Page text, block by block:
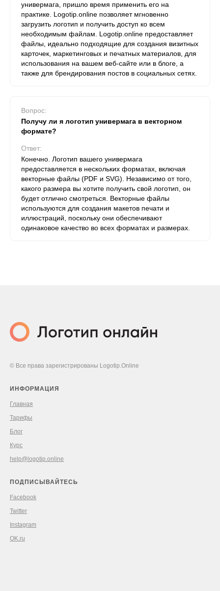
универмага, пришло время применить его на
практике. Logotip.online позволяет мгновенно
загрузить логотип и получить доступ ко всем
необходимым файлам. Logotip.online предоставляет
файлы, идеально подходящие для создания визитных
карточек, маркетинговых и печатных материалов, для
использования на вашем веб-сайте или в блоге, а
также для брендирования постов в социальных сетях.
Вопрос:
Получу ли я логотип универмага в векторном
формате?
Ответ:
Конечно. Логотип вашего универмага
предоставляется в нескольких форматах, включая
векторные файлы (PDF и SVG). Независимо от того,
какого размера вы хотите получить свой логотип, он
будет отлично смотреться. Векторные файлы
используются для создания макетов печати и
иллюстраций, поскольку они обеспечивают
одинаковое качество во всех форматах и ​​размерах.
© Все права зарегистрированы Logotip.Online
ИНФОРМАЦИЯ
Главная
Тарифы
Блог
Курс
help@logotip.online
ПОДПИСЫВАЙТЕСЬ
Facebook
Twitter
Instagram
OK.ru